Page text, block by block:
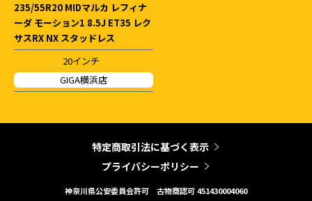
235/55R20 MIDマルカ レフィナ
ーダ モーション1 8.5J ET35 レク
サスRX NX スタッドレス
20インチ
GIGA横浜店
特定商取引法に基づく表示
プライバシーポリシー
神奈川県公安委員会許可 古物商認可 451430004060